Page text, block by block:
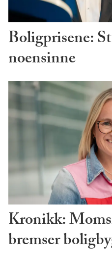
Boligprisene:
noensinne
Kronikk:
bremser